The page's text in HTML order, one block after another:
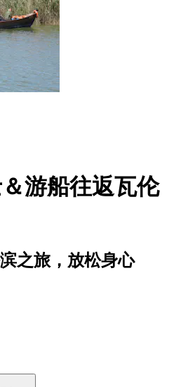
游船往返瓦伦
之旅，放松身心